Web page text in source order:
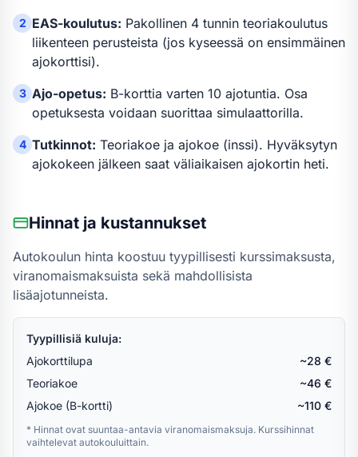
2 EAS-koulutus: Pakollinen 4 tunnin teoriakoulutus
liikenteen perusteista (jos kyseessä on ensimmäinen
ajokorttisi).
3 Ajo-opetus: B-korttia varten 10 ajotuntia. Osa
opetuksesta voidaan suorittaa simulaattorilla.
4 Tutkinnot: Teoriakoe ja ajokoe (inssi). Hyväksytyn
ajokokeen jälkeen saat väliaikaisen ajokortin heti.
Hinnat ja kustannukset
Autokoulun hinta koostuu tyypillisesti kurssimaksusta,
viranomaismaksuista sekä mahdollisista
lisäajotunneista.
Tyypillisiä kuluja:
Ajokorttilupa
~28 €
Teoriakoe
~46 €
Ajokoe (B-kortti)
~110 €
* Hinnat ovat suuntaa-antavia viranomaismaksuja. Kurssihinnat
vaihtelevat autokouluittain.